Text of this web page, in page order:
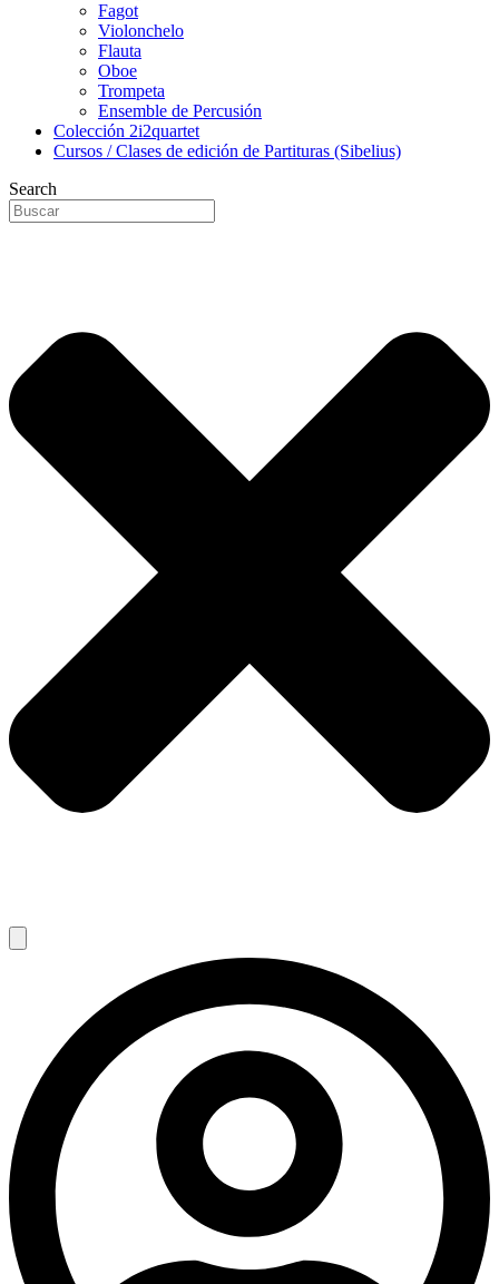
Fagot
Violonchelo
Flauta
Oboe
Trompeta
Ensemble de Percusión
Colección 2i2quartet
Cursos / Clases de edición de Partituras (Sibelius)
Search